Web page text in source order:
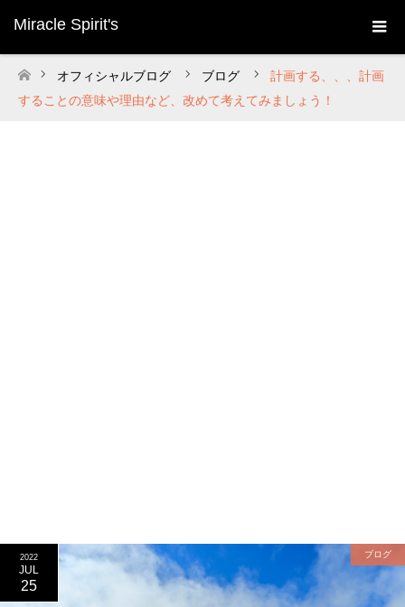
Miracle Spirit's
ホーム
オフィシャルブログ ブログ
計画する、、、計画
することの意味や理由など、改めて考えてみましょう！
2022
JUL
25
ブログ